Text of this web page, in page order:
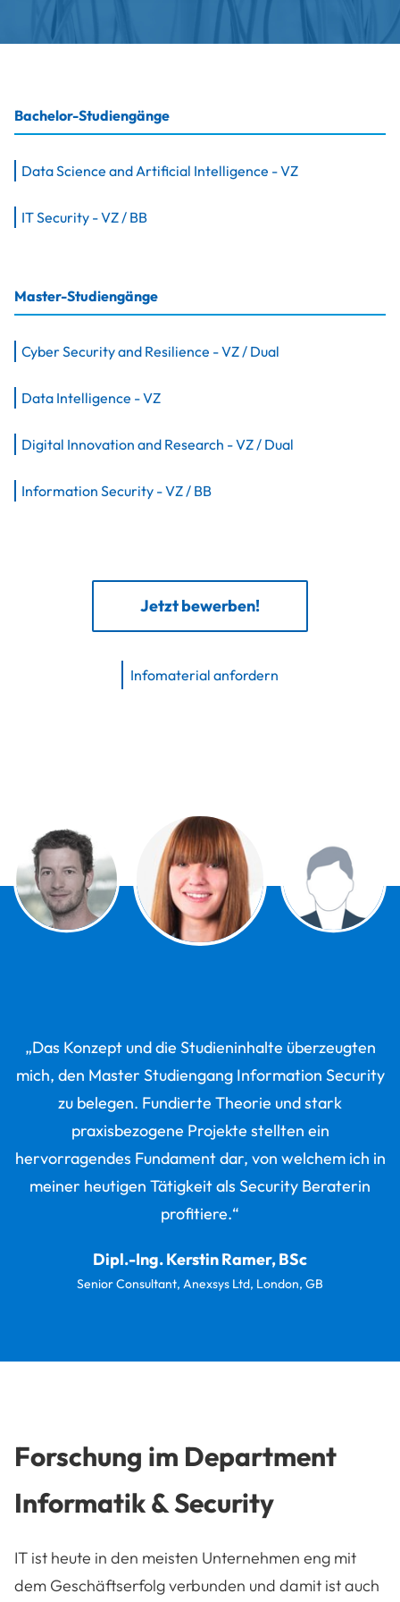
Bachelor-Studiengänge
Data Science and Artificial Intelligence -VZ
IT Security -VZ / BB
Master-Studiengänge
Cyber Security and Resilience -VZ / Dual
Data Intelligence -VZ
Digital Innovation and Research -VZ / Dual
Information Security -VZ / BB
Jetzt bewerben!
Infomaterial anfordern
„Das Konzept und die Studieninhalte überzeugten
mich, den Master Studiengang Information Security
zu belegen. Fundierte Theorie und stark
praxisbezogene Projekte stellten ein
hervorragendes Fundament dar, von welchem ich in
meiner heutigen Tätigkeit als Security Beraterin
profitiere.“
Dipl.-Ing. Kerstin Ramer, BSc
Senior Consultant, Anexsys Ltd, London, GB
Forschung im Department
Informatik & Security
IT ist heute in den meisten Unternehmen eng mit
dem Geschäftserfolg verbunden und damit ist auch